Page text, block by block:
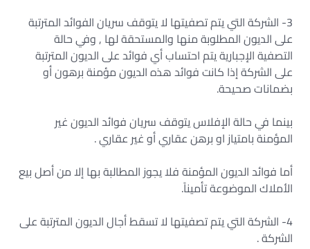
3- الشركة التي يتم تصفيتها لا يتوقف سريان الفوائد المترتبة
على الديون المطلوبة منها والمستحقة لها , وفي حالة
التصفية الإجبارية يتم احتساب أي فوائد على الديون المترتبة
على الشركة إذا كانت فوائد هذه الديون مؤمنة برهون أو
بضمانات صحيحة.
بينما في حالة الإفلاس يتوقف سريان فوائد الديون غير
المؤمنة بامتياز او برهن عقاري أو غير عقاري .
أما فوائد الديون المؤمنة فلا يجوز المطالبة بها إلا من أصل بيع
الأملاك الموضوعة تأميناً.
4- الشركة التي يتم تصفيتها لا تسقط أجال الديون المترتبة على
الشركة .